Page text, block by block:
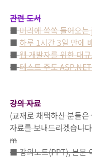
관련 도서
■머리에 쏙쏙 들어오
■하루 1시간 3일 만에
■웹 개발자를 위한 대
■테스트 주도
강의 자료
(교재로 채택하신 분들
자료를 보내드리겠습
m
■ 강의노트(PPT), 본문